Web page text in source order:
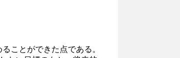
ことができた点である。